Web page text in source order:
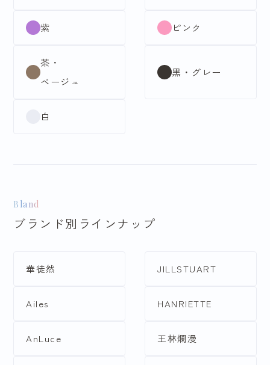
紫 ピンク
茶・
ベージュ
黒・グレー
白
Bland
ブランド別ラインナップ
華徒然 JILLSTUART
Ailes HANRIETTE
AnLuce 王林爛漫